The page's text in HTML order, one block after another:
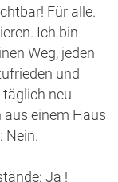
Für alle.
Ich bin
Weg, jeden
und
neu
aus einem Haus
Nein.
Ja !